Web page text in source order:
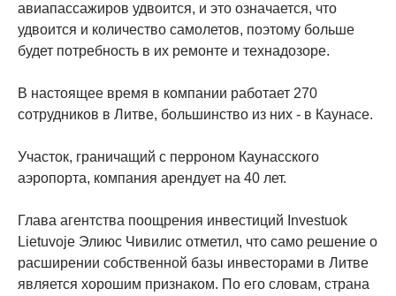
авиапассажиров удвоится, и это означается, что
удвоится и количество самолетов, поэтому больше
будет потребность в их ремонте и технадозоре.
В настоящее время в компании работает 270
сотрудников в Литве, большинство из них - в Каунасе.
Участок, граничащий с перроном Каунасского
аэропорта, компания арендует на 40 лет.
Глава агентства поощрения инвестиций Investuok
Lietuvoje Элиюс Чивилис отметил, что само решение о
расширении собственной базы инвесторами в Литве
является хорошим признаком. По его словам, страна